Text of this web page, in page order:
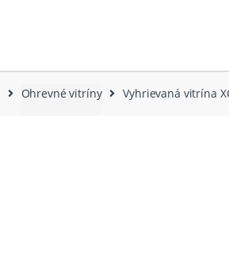
Ohrevné vitríny Vyhrievaná vitrína